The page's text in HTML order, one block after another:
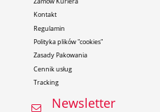
Kontakt
Regulamin
Polityka plików "cookies"
Zasady Pakowania
Cennik usług
Tracking
Newsletter